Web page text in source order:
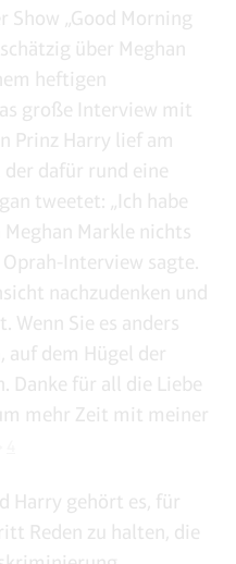
Show „Good Morning
über Meghan
heftigen
große Interview mit
Prinz Harry lief am
der dafür rund eine
tweetet: „Ich habe
Markle nichts
Interview sagte.
nachzudenken und
Wenn Sie es anders
auf dem Hügel der
Danke für all die Liebe
mehr Zeit mit meiner
Harry gehört es, für
Reden zu halten, die